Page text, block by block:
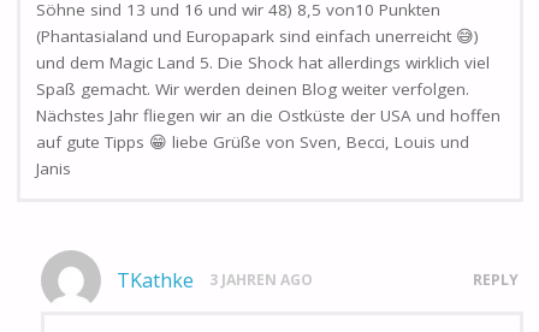
Söhne sind 13 und 16 und wir 48) 8,5 von10 Punkten
(Phantasialand und Europapark sind einfach unerreicht 😅)
und dem Magic Land 5. Die Shock hat allerdings wirklich viel
Spaß gemacht. Wir werden deinen Blog weiter verfolgen.
Nächstes Jahr fliegen wir an die Ostküste der USA und hoffen
auf gute Tipps 😁 liebe Grüße von Sven, Becci, Louis und
Janis
TKathke 3 JAHREN AGO REPLY